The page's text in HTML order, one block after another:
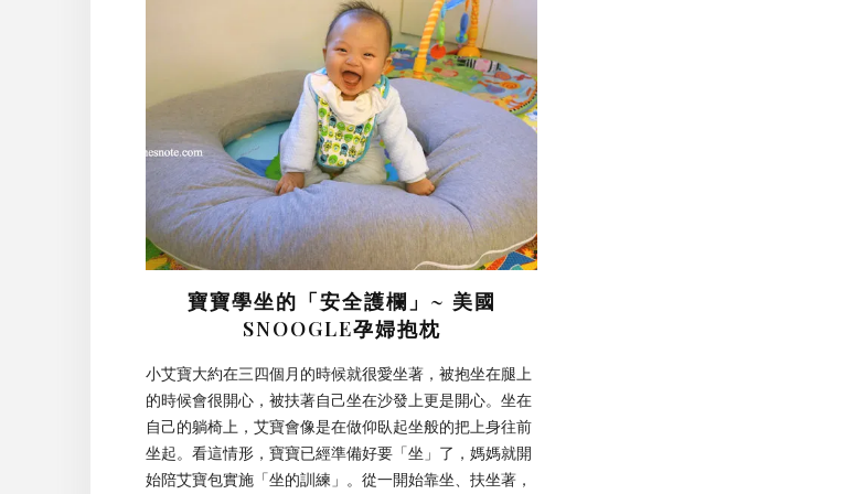
寶寶學坐的「安全護欄」~ 美國
SNOOGLE孕婦抱枕
小艾寶大約在三四個月的時候就很愛坐著，被抱坐在腿上
的時候會很開心，被扶著自己坐在沙發上更是開心。坐在
自己的躺椅上，艾寶會像是在做仰臥起坐般的把上身往前
坐起。看這情形，寶寶已經準備好要「坐」了，媽媽就開
始陪艾寶包實施「坐的訓練」。從一開始靠坐、扶坐著，